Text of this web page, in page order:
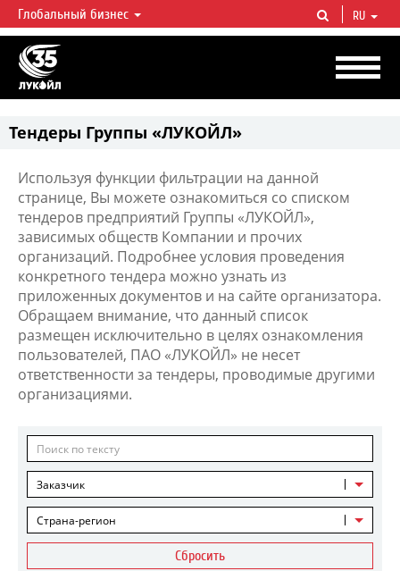
ЛУКОЙЛ СЕГОДНЯ
ЛУКОЙЛ — одна из крупнейших вертикально интегрированных
нефтегазовых компаний в мире, на долю которой приходится более 2%
мировой добычи нефти и около 1% доказанных запасов углеводородов.
Глобальный бизнес RU
Тендеры Группы «ЛУКОЙЛ»
Используя функции фильтрации на данной
странице, Вы можете ознакомиться со списком
тендеров предприятий Группы «ЛУКОЙЛ»,
зависимых обществ Компании и прочих
организаций. Подробнее условия проведения
конкретного тендера можно узнать из
приложенных документов и на сайте организатора.
Обращаем внимание, что данный список
размещен исключительно в целях ознакомления
пользователей, ПАО «ЛУКОЙЛ» не несет
ответственности за тендеры, проводимые другими
организациями.
Заказчик
Страна-регион
Сбросить